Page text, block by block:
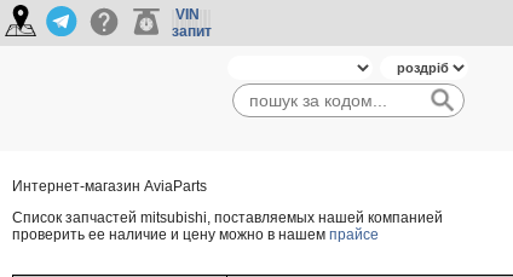
VIN
запит
Интернет-магазин AviaParts
Cписок запчастей mitsubishi, поставляемых нашей компанией
проверить ее наличие и цену можно в нашем прайсе